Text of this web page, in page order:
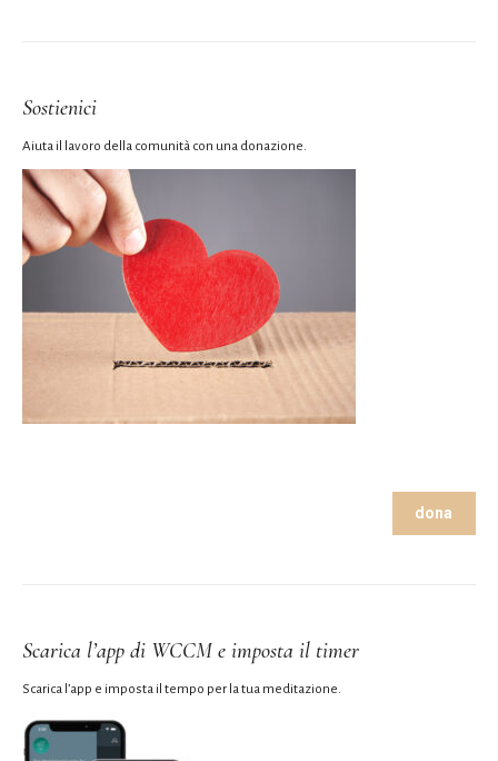
Sostienici
Aiuta il lavoro della comunità con una donazione.
dona
Scarica l’app di WCCM e imposta il timer
Scarica l’app e imposta il tempo per la tua meditazione.